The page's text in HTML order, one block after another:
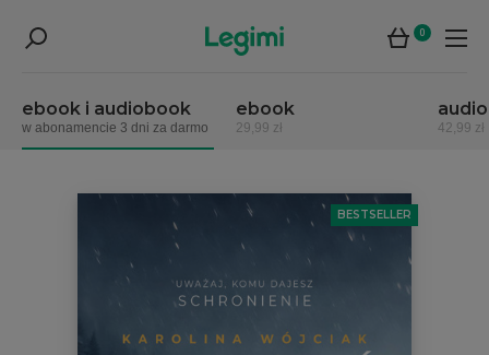
0
ebook i audiobook
w abonamencie 3 dni za darmo
ebook
29,99 zł 42,99 zł
BESTSELLER